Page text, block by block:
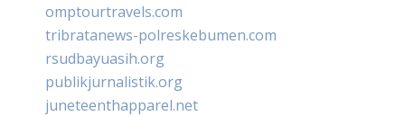
omptourtravels.com
tribratanews-polreskebumen.com
rsudbayuasih.org
publikjurnalistik.org
juneteenthapparel.net